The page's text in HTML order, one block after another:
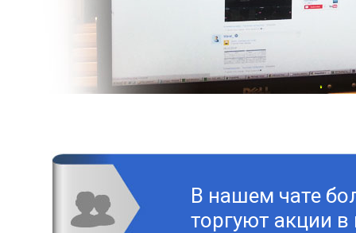
В нашем чате
торгуют акции в